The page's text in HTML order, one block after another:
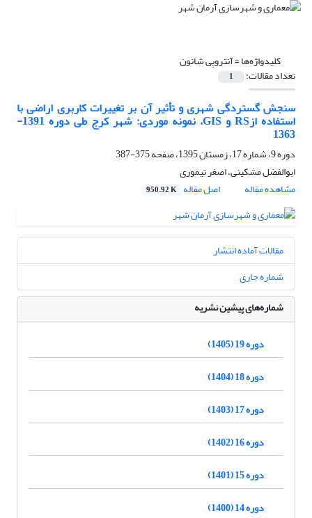
کلیدواژه‌ها =آنتروپی شانون
تعداد مقالات: 1
سنجش گستردگی شهری و تأثیر آن بر تغییرات کاربری اراضی با
استفاده ازRS و GIS، نمونه موردی: شهر کرج طی دوره 1391-
1363
دوره 9، شماره 17، زمستان 1395، صفحه
375-387
ابوالفضل مشکینی، اصغر تیموری
مشاهده مقاله
اصل مقاله 950.92 K
مقالات آماده انتشار
شماره جاری
شماره‌های پیشین نشریه
دوره 19 (1405)
دوره 18 (1404)
دوره 17 (1403)
دوره 16 (1402)
دوره 15 (1401)
دوره 14 (1400)